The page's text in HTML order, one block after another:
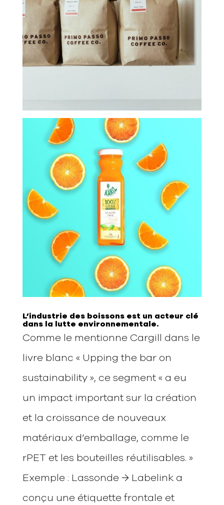
L’industrie des boissons est un acteur clé
dans la lutte environnementale.
Comme le mentionne Cargill dans le
livre blanc « Upping the bar on
sustainability », ce segment « a eu
un impact important sur la création
et la croissance de nouveaux
matériaux d’emballage, comme le
rPET et les bouteilles réutilisables. »
Exemple : Lassonde → Labelink a
conçu une étiquette frontale et